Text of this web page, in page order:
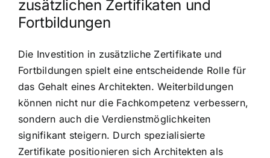
zusätzlichen Zertifikaten und
Fortbildungen
Die Investition in zusätzliche Zertifikate und
Fortbildungen spielt eine entscheidende Rolle für
das Gehalt eines Architekten. Weiterbildungen
können nicht nur die Fachkompetenz verbessern,
sondern auch die Verdienstmöglichkeiten
signifikant steigern. Durch spezialisierte
Zertifikate positionieren sich Architekten als